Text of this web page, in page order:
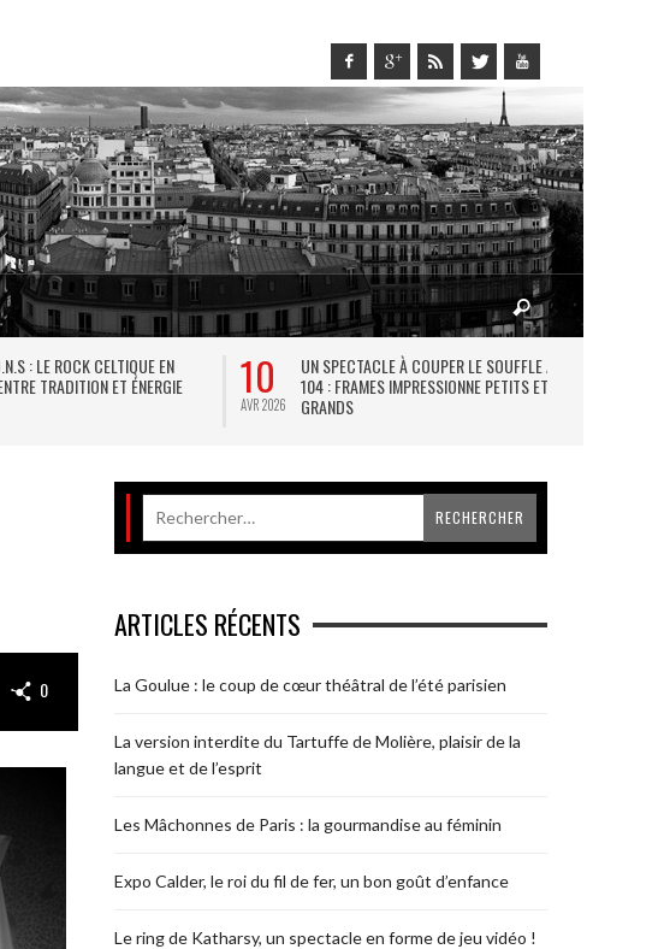
: LE ROCK CELTIQUE EN
TRADITION ET ÉNERGIE
10
AVR 2026
UN SPECTACLE À COUPER LE SOUFFLE AU
104 : FRAMES IMPRESSIONNE PETITS ET
GRANDS
0
ARTICLES RÉCENTS
La Goulue : le coup de cœur théâtral de l’été parisien
La version interdite du Tartuffe de Molière, plaisir de la
langue et de l’esprit
Les Mâchonnes de Paris : la gourmandise au féminin
Expo Calder, le roi du fil de fer, un bon goût d’enfance
Le ring de Katharsy, un spectacle en forme de jeu vidéo !